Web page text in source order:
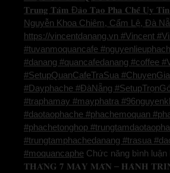
𝐓𝐫𝐮𝐧𝐠 𝐓𝐚̂𝐦 Đ𝐚̀𝐨 𝐓𝐚̣𝐨 𝐏𝐡𝐚 𝐂𝐡𝐞̂́ 𝐔𝐲
Nguyễn Khoa Chiêm, Cẩm Lệ, Đà
https://vincentdanang.vn #Vincent
#tuvanmoquancafe
#danang #quancafedanang #coffee
#SetupQuanCafeTraSua
#Dayphache #ĐàNẵng
#traphamay #mayphatra
#daotaophache #phachemoquan
#phachetonghop
#trungtamphachedanang #trasua
#moquancaphe Chức năng bình luận
𝐓𝐇𝐀́𝐍𝐆 𝟕 𝐌𝐀𝐘 𝐌𝐀̆́𝐍 – 𝐇𝐀̀𝐍𝐇